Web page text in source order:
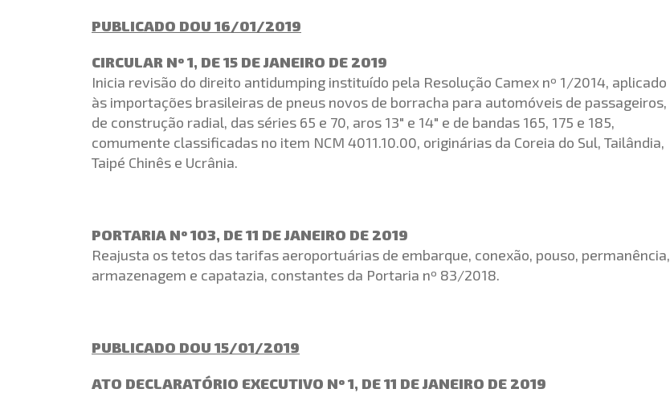
PUBLICADO DOU 16/01/2019
CIRCULAR Nº 1, DE 15 DE JANEIRO DE 2019
Inicia revisão do direito antidumping instituído pela Resolução Camex nº 1/2014, aplicado
às importações brasileiras de pneus novos de borracha para automóveis de passageiros,
de construção radial, das séries 65 e 70, aros 13″ e 14″ e de bandas 165, 175 e 185,
comumente classificadas no item NCM 4011.10.00, originárias da Coreia do Sul, Tailândia,
Taipé Chinês e Ucrânia.
PORTARIA Nº 103, DE 11 DE JANEIRO DE 2019
Reajusta os tetos das tarifas aeroportuárias de embarque, conexão, pouso, permanência,
armazenagem e capatazia, constantes da Portaria nº 83/2018.
PUBLICADO DOU 15/01/2019
ATO DECLARATÓRIO EXECUTIVO Nº 1, DE 11 DE JANEIRO DE 2019